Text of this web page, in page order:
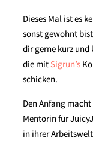
Dieses Mal ist es
sonst gewohnt
dir gerne kurz und
die mit Sigrun’s
schicken.
Den Anfang macht
Mentorin für
in ihrer